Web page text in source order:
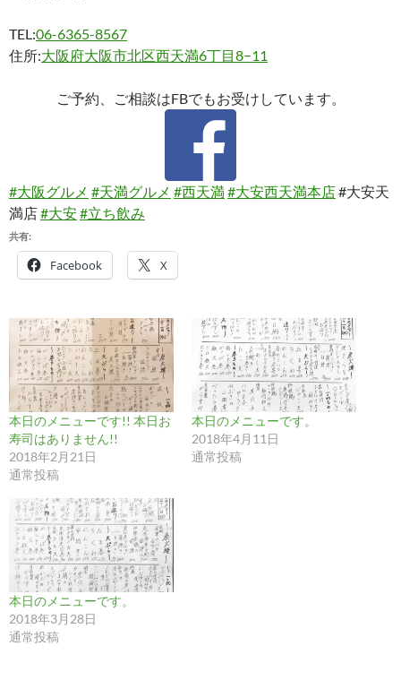
TEL:06-6365-8567
住所:大阪府大阪市北区西天満6丁目8−11
ご予約、ご相談はFBでもお受けしています。
#大阪グルメ #天満グルメ #西天満#大安西天満本店#大安天
満店#大安#立ち飲み
共有:
Facebook X
本日のメニューです!! 本日お
寿司はありません!!
2018年2月21日
通常投稿
本日のメニューです。
2018年4月11日
通常投稿
本日のメニューです。
2018年3月28日
通常投稿